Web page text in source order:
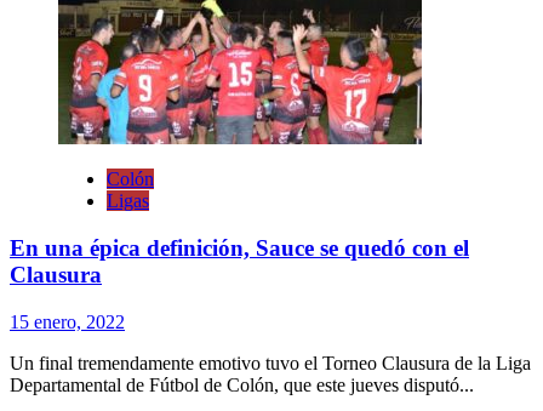
Colón
Ligas
En una épica definición, Sauce se quedó con el
Clausura
15 enero, 2022
Un final tremendamente emotivo tuvo el Torneo Clausura de la Liga
Departamental de Fútbol de Colón, que este jueves disputó...